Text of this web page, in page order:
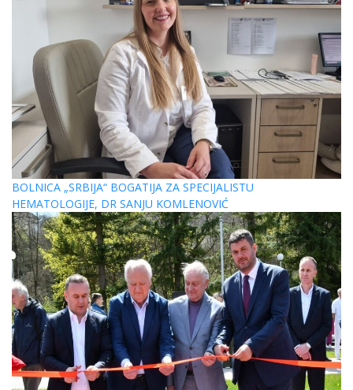
BOLNICA „SRBIJA“ BOGATIJA ZA SPECIJALISTU
HEMATOLOGIJE, DR SANJU KOMLENOVIĆ